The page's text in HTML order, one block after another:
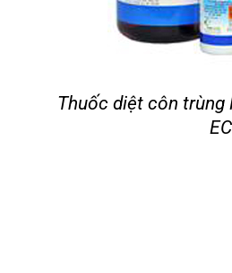
Thuốc diệt côn trùng
EC